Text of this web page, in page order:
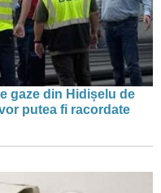
gaze din Hidișelu de
putea fi racordate